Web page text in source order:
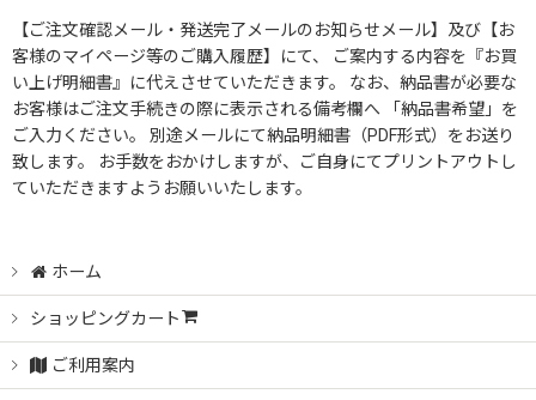
【ご注文確認メール・発送完了メールのお知らせメール】及び【お
客様のマイページ等のご購入履歴】にて、 ご案内する内容を『お買
い上げ明細書』に代えさせていただきます。 なお、納品書が必要な
お客様はご注文手続きの際に表示される備考欄へ 「納品書希望」を
ご入力ください。 別途メールにて納品明細書（PDF形式）をお送り
致します。 お手数をおかけしますが、ご自身にてプリントアウトし
ていただきますようお願いいたします。
ホーム
ショッピングカート
ご利用案内